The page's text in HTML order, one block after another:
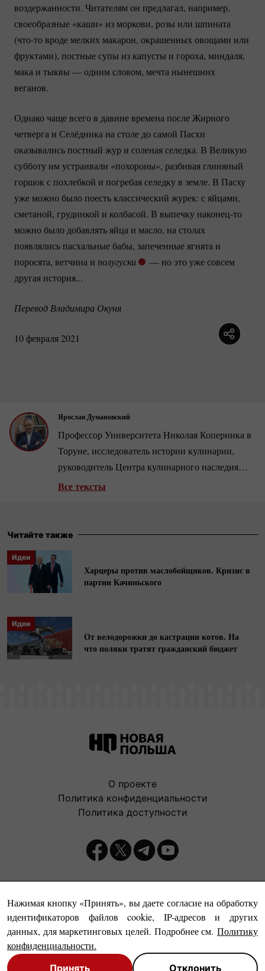
воздержанности. Читателям он предлагал, например,
своеобразные «каши» из моркови, розы или шпината
(что-товроде мелких макарон, окрашенных овощами или
фруктами), постные супы из капусты и гороха, миндаля,
мака и тыквы — одним словом, мечта нынешних
веганов.
Однако чаще всего в давние времена после Жирного
четверга и Селёдника на столе до самой Пасхи
оказывались постный жур и соленая селедка. В Великую
субботу им устраивали «похороны», разбивая глиняный
горшок с похлебкой и погребая селедку в земле. В Пасху
уже можно было поесть классический журек: с яйцами,
сметаной, грудинкой и колбасой. В выпечкунаконец-то
можно было добавлять яйца и масло, на столах
появлялись пасхальные бабы, запеченные ягнята и
поросята, ветчина и полугуски
— но это уже совсем
другая история...
Перевод Владимира Окуня
10 февраля 2021
Ярослав Думановский
Профессор Университета Николая Коперника в
Торуне, исследователь истории кулинарии,
руководитель Центра кулинарного наследия
Факультета исторических наук УНК.
инициатор и редактор книжной серии
совета Европейского института истории и
культур питания и редакции журнала
«Рукописна та книжкова спадщина України»,
Все тексты
Читайте также
Идеи
Харцеры против маслобойщиков. Кризис в
партии Качиньского
Идеи
От велодорожки до кастрации котов. На
что поляки тратят гражданский бюджет
Нажимая кнопку «Принять», вы даете согласие на обработку
идентификаторов файлов cookie, IP-адресов и других
данных, для маркетинговых целей. Подробнее см. Политику
конфиденциальности.
Принять Отклонить
О проекте
Политика конфиденциальности
Политика доступности